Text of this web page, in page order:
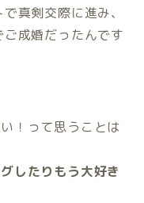
真剣交際に進み、
成婚だったんです
！って思うことは
したりもう大好き